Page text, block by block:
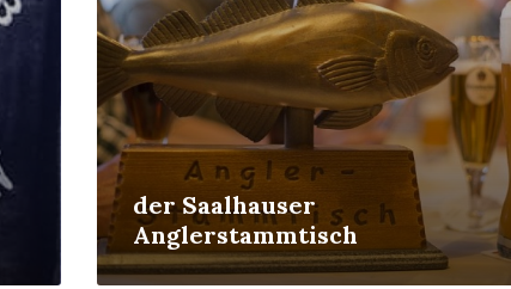
der Saalhauser
Anglerstammtisch